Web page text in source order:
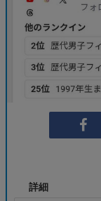
詳細